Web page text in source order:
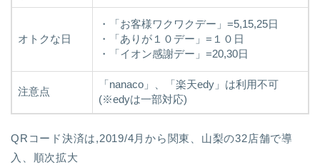
オトクな日
・「お客様ワクワクデー」=5,15,25日
・「ありが１０デー」=１０日
・「イオン感謝デー」=20,30日
注意点
「nanaco」、「楽天edy」は利用不可
(※edyは一部対応)
QRコード決済は,2019/4月から関東、山梨の32店舗で導
入、順次拡大